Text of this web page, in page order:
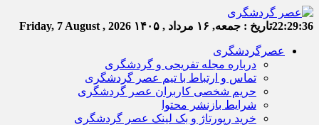
22:29:36تاریخ : جمعه, ۱۶ مرداد , ۱۴۰۵ Friday, 7 August , 2026
عصرگردشگری
درباره مجله تفریحی و گردشگری
تماس و ارتباط با تیم عصر گردشگری
حریم شخصی کاربران عصر گردشگری
شرایط بازنشر محتوا
خرید رپورتاژ و بک لینک عصر گردشگری